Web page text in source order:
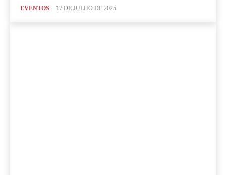
EVENTOS 17 DE JULHO DE 2025